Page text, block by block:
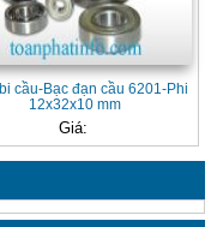
cầu-Bạc đạn cầu 6201-Phi
12x32x10 mm
Giá: